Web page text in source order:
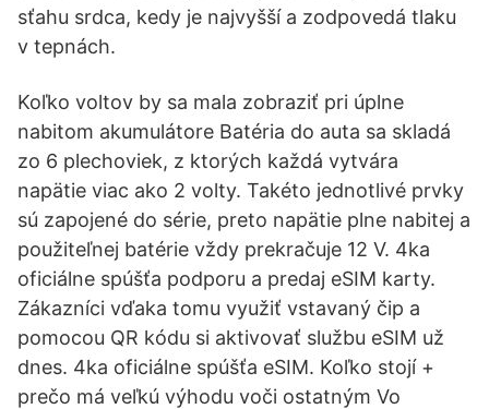
sťahu srdca, kedy je najvyšší a zodpovedá tlaku
v tepnách.
Koľko voltov by sa mala zobraziť pri úplne
nabitom akumulátore Batéria do auta sa skladá
zo 6 plechoviek, z ktorých každá vytvára
napätie viac ako 2 volty. Takéto jednotlivé prvky
sú zapojené do série, preto napätie plne nabitej a
použiteľnej batérie vždy prekračuje 12 V. 4ka
oficiálne spúšťa podporu a predaj eSIM karty.
Zákazníci vďaka tomu využiť vstavaný čip a
pomocou QR kódu si aktivovať službu eSIM už
dnes. 4ka oficiálne spúšťa eSIM. Koľko stojí +
prečo má veľkú výhodu voči ostatným Vo